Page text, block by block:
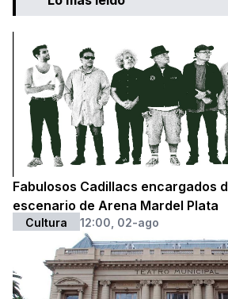
Fabulosos Cadillacs encargados
escenario de Arena Mardel Plata
Cultura 12:00, 02-ago